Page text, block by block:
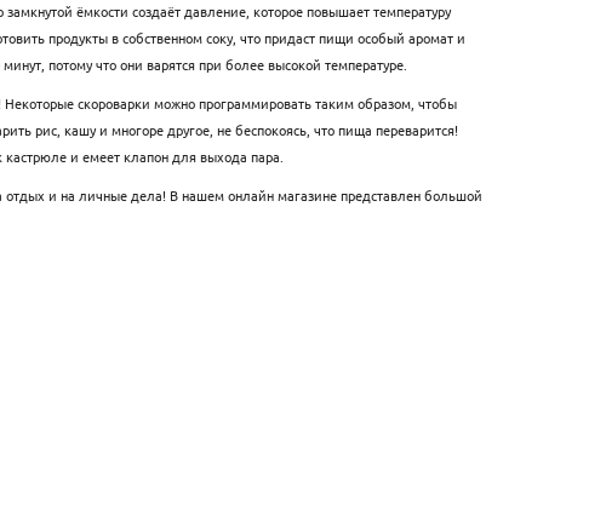
ёмкости создаёт давление, которое повышает температуру
продукты в собственном соку, что придаст пищи особый аромат и
потому что они варятся при более высокой температуре.
скороварки можно программировать таким образом, чтобы
рис, кашу и многоре другое, не беспокоясь, что пища переварится!
и емеет клапон для выхода пара.
и на личные дела! В нашем онлайн магазине представлен большой